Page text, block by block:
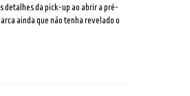
detalhes da pick-up ao abrir a pré-
ainda que não tenha revelado o